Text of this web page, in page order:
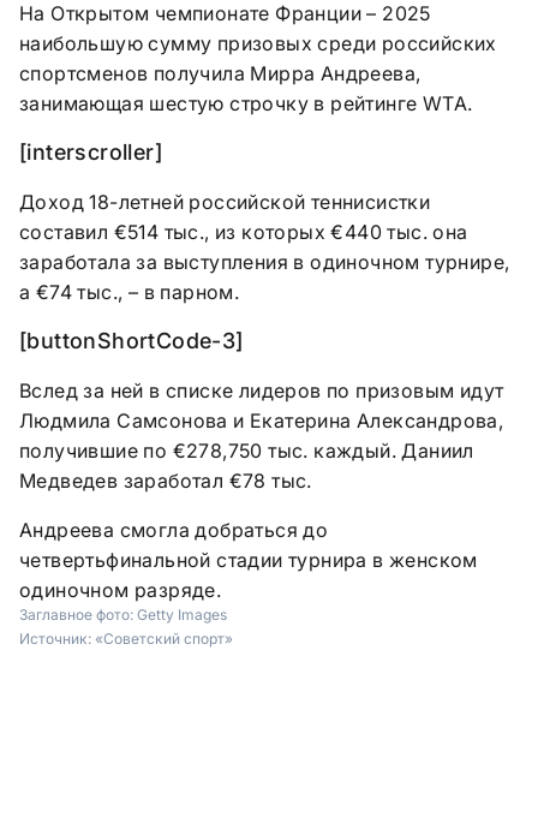
На Открытом чемпионате Франции – 2025
наибольшую сумму призовых среди российских
спортсменов получила Мирра Андреева,
занимающая шестую строчку в рейтинге WTA.
[interscroller]
Доход 18-летней российской теннисистки
составил €514 тыс., из которых €440 тыс. она
заработала за выступления в одиночном турнире,
а €74 тыс., – в парном.
[buttonShortCode-3]
Вслед за ней в списке лидеров по призовым идут
Людмила Самсонова и Екатерина Александрова,
получившие по €278,750 тыс. каждый. Даниил
Медведев заработал €78 тыс.
Андреева смогла добраться до
четвертьфинальной стадии турнира в женском
одиночном разряде.
Заглавное фото: Getty Images
Источник: «Советский спорт»